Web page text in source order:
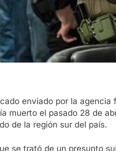
enviado por la
muerto el pasado 28 de
de la región sur del país.
se trató de un presunto